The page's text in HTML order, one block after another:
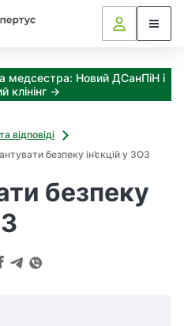
медсестра: Новий ДСанПіН і
клінінг →
відповіді
безпеку ін’єкцій у ЗОЗ
безпеку